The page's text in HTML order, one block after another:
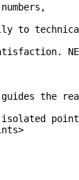
to
the
isolated